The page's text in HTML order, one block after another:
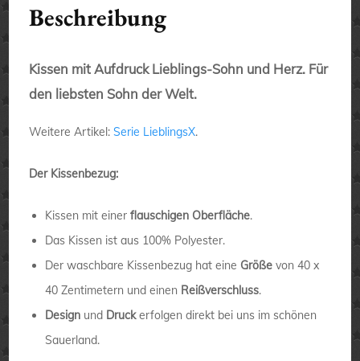
Beschreibung
Kissen mit Aufdruck Lieblings-Sohn und Herz. Für
den liebsten Sohn der Welt.
Weitere Artikel:Serie LieblingsX.
Der Kissenbezug:
Kissen mit einerflauschigen Oberfläche.
Das Kissen ist aus 100% Polyester.
Der waschbare Kissenbezug hat eine Größe von 40 x
40 Zentimetern und einen Reißverschluss.
Design und Druckerfolgen direkt bei uns im schönen
Sauerland.